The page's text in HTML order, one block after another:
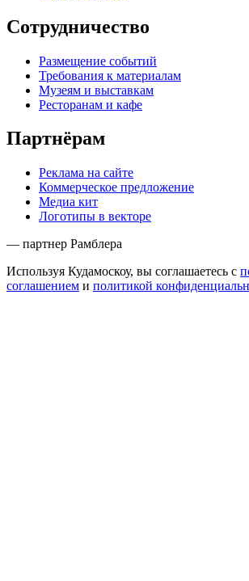
Сотрудничество
Размещение событий
Требования к материалам
Музеям и выставкам
Ресторанам и кафе
Партнёрам
Реклама на сайте
Коммерческое предложение
Медиа кит
Логотипы в векторе
— партнер Рамблера
Используя Кудамоскоу, вы соглашаетесь с
соглашением и политикой